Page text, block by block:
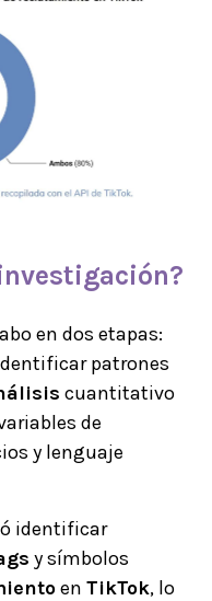
?
en dos etapas:
patrones
cuantitativo
de
y lenguaje
identificar
y símbolos
en TikTok, lo